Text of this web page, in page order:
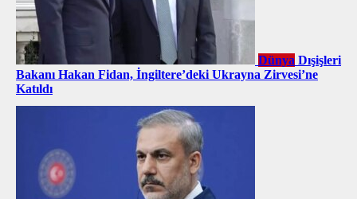
Dünya Dışişleri
Bakanı Hakan Fidan, İngiltere’deki Ukrayna Zirvesi’ne
Katıldı